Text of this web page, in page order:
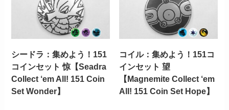
シードラ：集めよう！151
コインセット 惊【Seadra
Collect ‘em All! 151 Coin
Set Wonder】
コイル：集めよう！151コ
インセット 望
【Magnemite Collect ‘em
All! 151 Coin Set Hope】